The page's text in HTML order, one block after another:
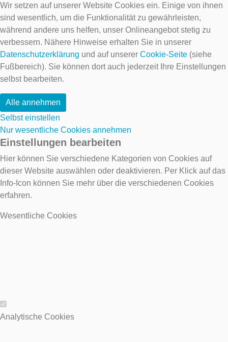
Wir setzen auf unserer Website Cookies ein. Einige von ihnen
sind wesentlich, um die Funktionalität zu gewährleisten,
während andere uns helfen, unser Onlineangebot stetig zu
verbessern. Nähere Hinweise erhalten Sie in unserer
Datenschutzerklärung und auf unserer Cookie-Seite (siehe
Fußbereich). Sie können dort auch jederzeit Ihre Einstellungen
selbst bearbeiten.
Alle annehmen
Selbst einstellen
Nur wesentliche Cookies annehmen
Einstellungen bearbeiten
Hier können Sie verschiedene Kategorien von Cookies auf
dieser Website auswählen oder deaktivieren. Per Klick auf das
Info-Icon können Sie mehr über die verschiedenen Cookies
erfahren.
Wesentliche Cookies
Wesentliche Cookies
Analytische Cookies